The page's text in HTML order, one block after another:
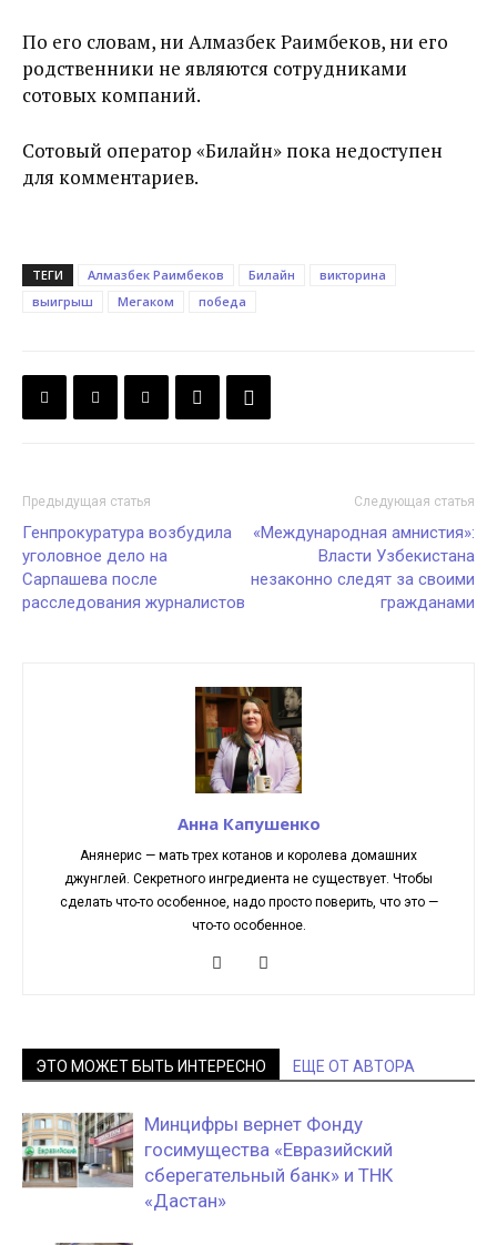
По его словам, ни Алмазбек Раимбеков, ни его
родственники не являются сотрудниками
сотовых компаний.
Сотовый оператор «Билайн» пока недоступен
для комментариев.
ТЕГИ Алмазбек Раимбеков Билайн
викторина
выигрыш
Мегаком победа
Предыдущая статья
Генпрокуратура возбудила
уголовное дело на
Сарпашева после
расследования журналистов
Следующая статья
«Международная амнистия»:
Власти Узбекистана
незаконно следят за своими
гражданами
Анна Капушенко
Анянерис — мать трех котанов и королева домашних
джунглей. Секретного ингредиента не существует. Чтобы
сделать что-то особенное, надо просто поверить, что это —
что-то особенное.
ЭТО МОЖЕТ БЫТЬ ИНТЕРЕСНО ЕЩЕ ОТ АВТОРА
Минцифры вернет Фонду
госимущества «Евразийский
сберегательный банк» и ТНК
«Дастан»